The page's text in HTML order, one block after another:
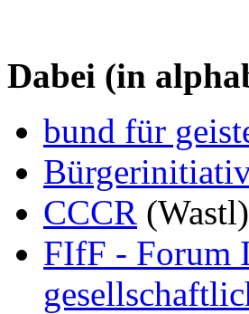
Dabei (in
bund für
CCCR (Wastl)
FIfF - Forum